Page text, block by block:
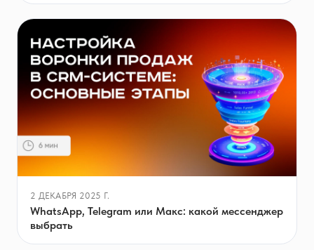
2 ДЕКАБРЯ 2025 Г.
WhatsApp, Telegram или Макс: какой мессенджер
выбрать